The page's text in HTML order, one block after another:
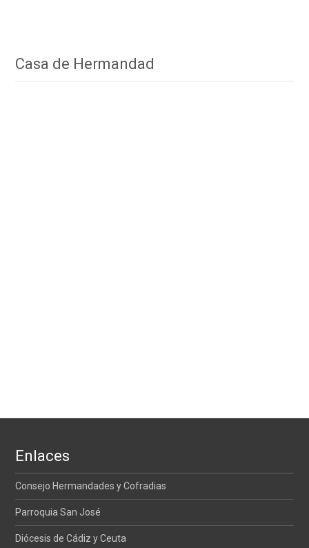
Casa de Hermandad
Enlaces
Consejo Hermandades y Cofradias
Parroquia San José
Diócesis de Cádiz y Ceuta